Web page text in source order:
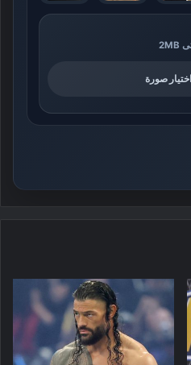
صورة